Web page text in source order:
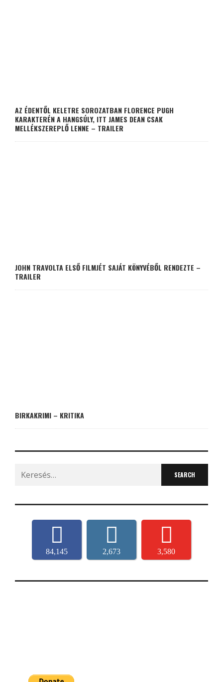
AZ ÉDENTŐL KELETRE SOROZATBAN FLORENCE PUGH
KARAKTERÉN A HANGSÚLY, ITT JAMES DEAN CSAK
MELLÉKSZEREPLŐ LENNE – TRAILER
JOHN TRAVOLTA ELSŐ FILMJÉT SAJÁT KÖNYVÉBŐL RENDEZTE –
TRAILER
BIRKAKRIMI – KRITIKA
Search
for:
84,145 2,673 3,580